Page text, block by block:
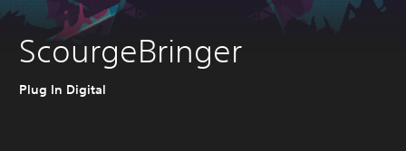
ScourgeBringer
Plug In Digital